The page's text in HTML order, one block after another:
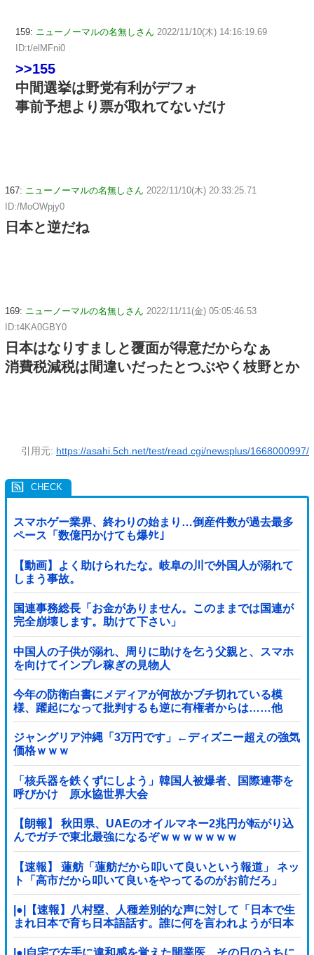
159: ニューノーマルの名無しさん 2022/11/10(木) 14:16:19.69
ID:t/elMFni0
>>155
中間選挙は野党有利がデフォ
事前予想より票が取れてないだけ
167: ニューノーマルの名無しさん 2022/11/10(木) 20:33:25.71
ID:/MoOWpjy0
日本と逆だね
169: ニューノーマルの名無しさん 2022/11/11(金) 05:05:46.53
ID:t4KA0GBY0
日本はなりすましと覆面が得意だからなぁ
消費税減税は間違いだったとつぶやく枝野とか
引用元: https://asahi.5ch.net/test/read.cgi/newsplus/1668000997/
スマホゲー業界、終わりの始まり…倒産件数が過去最多
ペース「数億円かけても爆ﾀﾋ」
【動画】よく助けられたな。岐阜の川で外国人が溺れて
しまう事故。
国連事務総長「お金がありません。このままでは国連が
完全崩壊します。助けて下さい」
中国人の子供が溺れ、周りに助けを乞う父親と、スマホ
を向けてインプレ稼ぎの見物人
今年の防衛白書にメディアが何故かブチ切れている模
様、躍起になって批判するも逆に有権者からは……他
ジャングリア沖縄「3万円です」←ディズニー超えの強気
価格ｗｗｗ
「核兵器を鉄くずにしよう」韓国人被爆者、国際連帯を
呼びかけ 原水協世界大会
【朗報】 秋田県、UAEのオイルマネー2兆円が転がり込
んでガチで東北最強になるぞｗｗｗｗｗｗｗ
【速報】 蓮舫「蓮舫だから叩いて良いという報道」 ネッ
ト「高市だから叩いて良いをやってるのがお前だろ」
|●|【速報】八村塁、人種差別的な声に対して「日本で生
まれ日本で育ち日本語話す。誰に何を言われようが日本
人、日本人であるプライドがある」